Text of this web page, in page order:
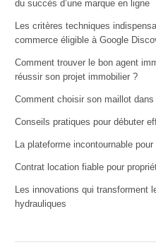
du succès d’une marque en ligne
Les critères techniques
commerce éligible à Google
Comment trouver le bon agent
réussir son projet immobilier ?
Comment choisir son maillot
Conseils pratiques pour débuter
La plateforme incontournable
Contrat location fiable pour
Les innovations qui transforment
hydrauliques